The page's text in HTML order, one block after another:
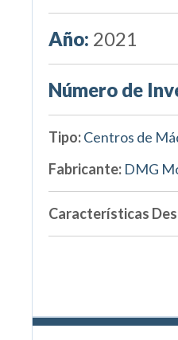
Año: 2021
Número de
Tipo:Centros de
Fabricante: DMG
Características